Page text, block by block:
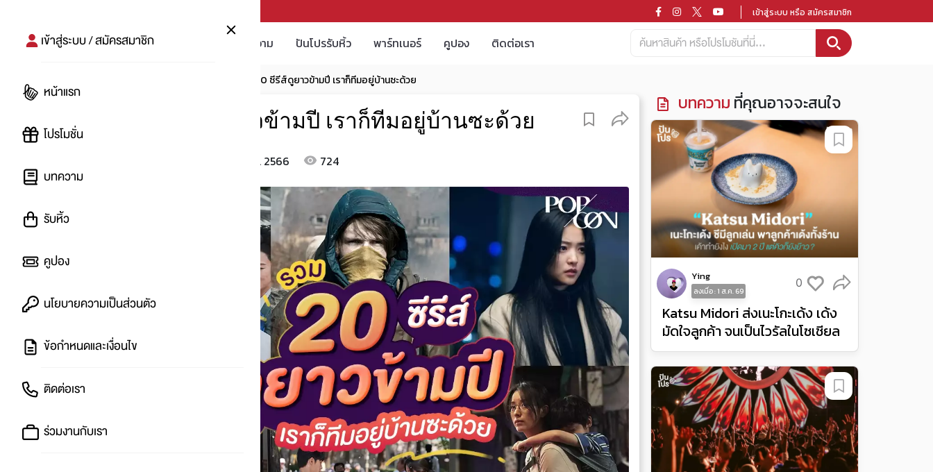
เข้าสู่ระบบ หรือ สมัครสมาชิก
บทความ ปันโปรรับหิ้ว พาร์ทเนอร์ คูปอง ติดต่อเรา
เข้าสู่ระบบ / สมัครสมาชิก
หน้าแรก
โปรโมชั่น
บทความ
รับหิ้ว
คูปอง
นโยบายความเป็นส่วนตัว
ข้อกำหนดและเงื่อนไข
ติดต่อเรา
ร่วมงานกับเรา
รวม 20 ซีรีส์ดูยาวข้ามปี เราก็ทีมอยู่บ้านซะด้วย
รวม 20 ซีรีส์ดูยาวข้ามปี เราก็ทีมอยู่บ้านซะด้วย
26 ธ.ค. 2566 724
บทความ ที่คุณอาจจะสนใจ
Ying
ลงเมื่อ : 1 ส.ค. 69
Katsu Midori ส่งเนะโกะเด้ง เด้ง
มัดใจลูกค้า จนเป็นไวรัลในโซเชียล
0